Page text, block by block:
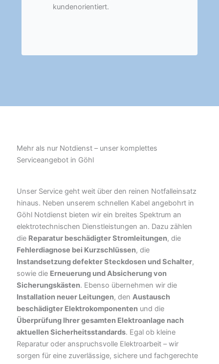
kundenorientiert.
Mehr als nur Notdienst – unser komplettes
Serviceangebot in Göhl
Unser Service geht weit über den reinen Notfalleinsatz
hinaus. Neben unserem schnellen Kabel angebohrt in
Göhl Notdienst bieten wir ein breites Spektrum an
elektrotechnischen Dienstleistungen an. Dazu zählen
die Reparatur beschädigter Stromleitungen, die
Fehlerdiagnose bei Kurzschlüssen, die
Instandsetzung defekter Steckdosen und Schalter,
sowie die Erneuerung und Absicherung von
Sicherungskästen. Ebenso übernehmen wir die
Installation neuer Leitungen, den Austausch
beschädigter Elektrokomponenten und die
Überprüfung Ihrer gesamten Elektroanlage nach
aktuellen Sicherheitsstandards. Egal ob kleine
Reparatur oder anspruchsvolle Elektroarbeit – wir
sorgen für eine zuverlässige, sichere und fachgerechte